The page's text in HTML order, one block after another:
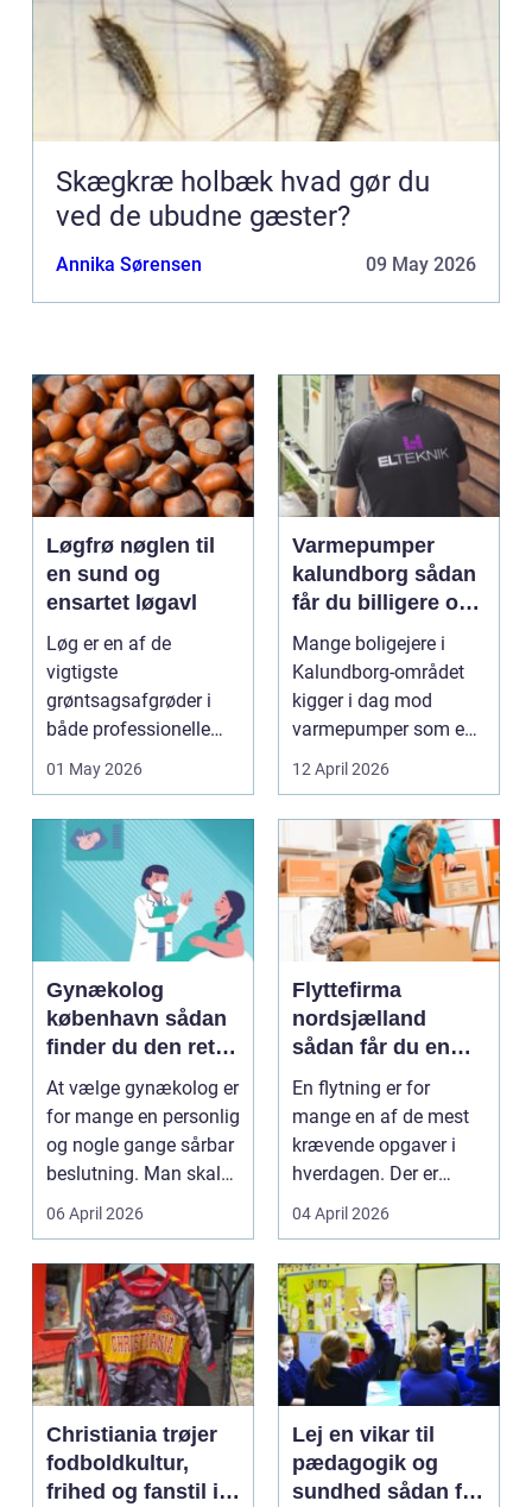
Skægkræ holbæk hvad gør du
ved de ubudne gæster?
Annika Sørensen 09 May 2026
Løgfrø nøglen til
en sund og
ensartet løgavl
Løg er en af de
vigtigste
grøntsagsafgrøder i
både professionelle
køkkenhaver og større
landbrugspro...
01 May 2026
Varmepumper
kalundborg sådan
får du billigere og
mere bæredygtig
varme
Mange boligejere i
Kalundborg-området
kigger i dag mod
varmepumper som en
vej til lavere
varmeregnin...
12 April 2026
Gynækolog
københavn sådan
finder du den rette
specialist
At vælge gynækolog er
for mange en personlig
og nogle gange sårbar
beslutning. Man skal
både føle si...
06 April 2026
Flyttefirma
nordsjælland
sådan får du en
tryg og effektiv
flytning
En flytning er for
mange en af de mest
krævende opgaver i
hverdagen. Der er
meget at holde styr på,
04 April 2026
Christiania trøjer
fodboldkultur,
frihed og fanstil i
Lej en vikar til
pædagogik og
sundhed sådan får